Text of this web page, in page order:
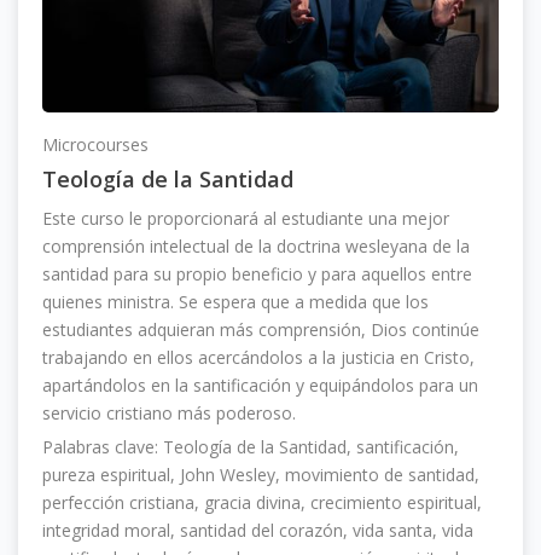
Microcourses
Teología de la Santidad
Este curso le proporcionará al estudiante una mejor
comprensión intelectual de la doctrina wesleyana de la
santidad para su propio beneficio y para aquellos entre
quienes ministra. Se espera que a medida que los
estudiantes adquieran más comprensión, Dios continúe
trabajando en ellos acercándolos a la justicia en Cristo,
apartándolos en la santificación y equipándolos para un
servicio cristiano más poderoso.
Palabras clave: Teología de la Santidad, santificación,
pureza espiritual, John Wesley, movimiento de santidad,
perfección cristiana, gracia divina, crecimiento espiritual,
integridad moral, santidad del corazón, vida santa, vida